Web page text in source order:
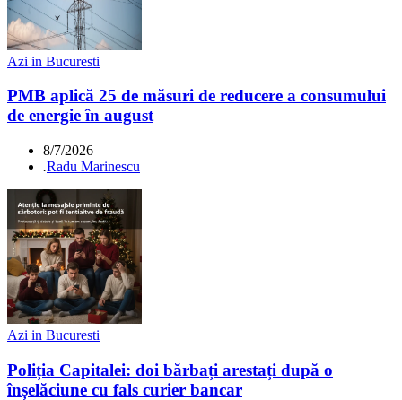
Azi in Bucuresti
PMB aplică 25 de măsuri de reducere a consumului
de energie în august
8/7/2026
.Radu Marinescu
Azi in Bucuresti
Poliția Capitalei: doi bărbați arestați după o
înșelăciune cu fals curier bancar